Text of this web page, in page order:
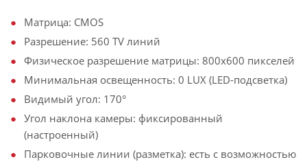
Матрица: CMOS
Разрешение: 560 TV линий
Физическое разрешение матрицы: 800х600 пикселей
Минимальная освещенность: 0 LUX (LED-подсветка)
Видимый угол: 170°
Угол наклона камеры: фиксированный
(настроенный)
Парковочные линии (разметка): есть с возможностью